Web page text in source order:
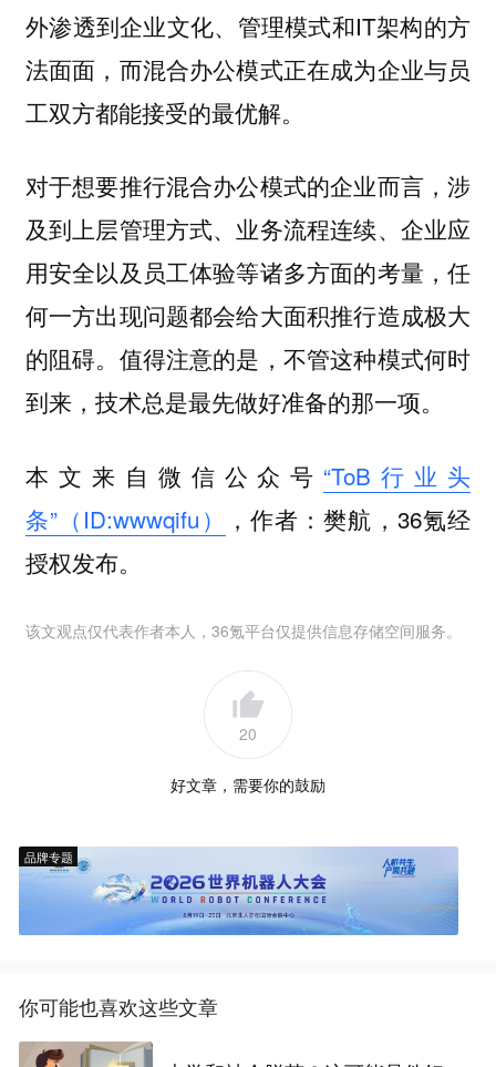
外渗透到企业文化、管理模式和IT架构的方
法面面，而混合办公模式正在成为企业与员
工双方都能接受的最优解。
对于想要推行混合办公模式的企业而言，涉
及到上层管理方式、业务流程连续、企业应
用安全以及员工体验等诸多方面的考量，任
何一方出现问题都会给大面积推行造成极大
的阻碍。值得注意的是，不管这种模式何时
到来，技术总是最先做好准备的那一项。
本文来自微信公众号 “ToB行业头
条”（ID:wwwqifu）
，作者：樊航，36氪经
授权发布。
该文观点仅代表作者本人，36氪平台仅提供信息存储空间服务。
20
好文章，需要你的鼓励
品牌专题
你可能也喜欢这些文章